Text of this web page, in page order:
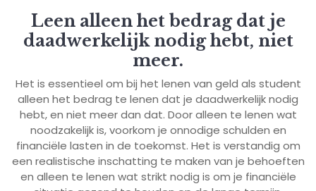
Leen alleen het bedrag dat je
daadwerkelijk nodig hebt, niet
meer.
Het is essentieel om bij het lenen van geld als student
alleen het bedrag te lenen dat je daadwerkelijk nodig
hebt, en niet meer dan dat. Door alleen te lenen wat
noodzakelijk is, voorkom je onnodige schulden en
financiële lasten in de toekomst. Het is verstandig om
een realistische inschatting te maken van je behoeften
en alleen te lenen wat strikt nodig is om je financiële